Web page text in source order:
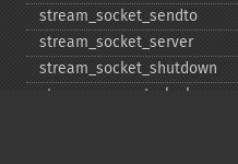
stream_​socket_​sendto
stream_​socket_​server
stream_​socket_​shutdown
stream_​supports_​lock